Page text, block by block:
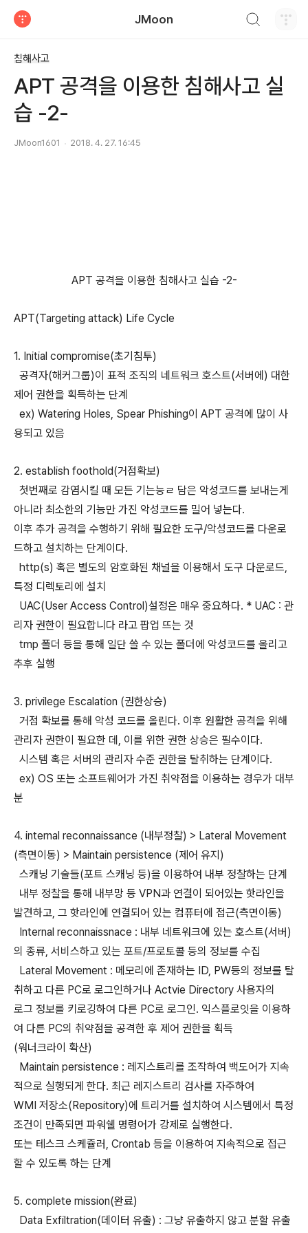
JMoon
침해사고
APT 공격을 이용한 침해사고 실
습 -2-
JMoon1601 2018. 4. 27. 16:45
APT 공격을 이용한 침해사고 실습 -2-
APT(Targeting attack) Life Cycle
1. Initial compromise(초기침투)
공격자(해커그룹)이 표적 조직의 네트워크 호스트(서버에) 대한
제어 권한을 획득하는 단계
ex) Watering Holes, Spear Phishing이 APT 공격에 많이 사
용되고 있음
2. establish foothold(거점확보)
첫번째로 감염시킬 때 모든 기는능ㄹ 담은 악성코드를 보내는게
아니라 최소한의 기능만 가진 악성코드를 밀어 넣는다.
이후 추가 공격을 수행하기 위해 필요한 도구/악성코드를 다운로
드하고 설치하는 단계이다.
http(s) 혹은 별도의 암호화된 채널을 이용해서 도구 다운로드,
특정 디렉토리에 설치
UAC(User Access Control)설정은 매우 중요하다. * UAC : 관
리자 권한이 필요합니다 라고 팝업 뜨는 것
tmp 폴더 등을 통해 일단 쓸 수 있는 폴더에 악성코드를 올리고
추후 실행
3. privilege Escalation (권한상승)
거점 확보를 통해 악성 코드를 올린다. 이후 원활한 공격을 위해
관리자 권한이 필요한 데, 이를 위한 권한 상승은 필수이다.
시스템 혹은 서버의 관리자 수준 권한을 탈취하는 단계이다.
ex) OS 또는 소프트웨어가 가진 취약점을 이용하는 경우가 대부
분
4. internal reconnaissance (내부정찰) > Lateral Movement
(측면이동) > Maintain persistence (제어 유지)
스캐닝 기술들(포트 스캐닝 등)을 이용하여 내부 정찰하는 단계
내부 정찰을 통해 내부망 등 VPN과 연결이 되어있는 핫라인을
발견하고, 그 핫라인에 연결되어 있는 컴퓨터에 접근(측면이동)
Internal reconnaissnace : 내부 네트워크에 있는 호스트(서버)
의 종류, 서비스하고 있는 포트/프로토콜 등의 정보를 수집
Lateral Movement : 메모리에 존재하는 ID, PW등의 정보를 탈
취하고 다른 PC로 로그인하거나 Actvie Directory 사용자의
로그 정보를 키로깅하여 다른 PC로 로그인. 익스플로잇을 이용하
여 다른 PC의 취약점을 공격한 후 제어 권한을 획득
(워너크라이 확산)
Maintain persistence : 레지스트리를 조작하여 백도어가 지속
적으로 실행되게 한다. 최근 레지스트리 검사를 자주하여
WMI 저장소(Repository)에 트리거를 설치하여 시스템에서 특정
조건이 만족되면 파워쉘 명령어가 강제로 실행한다.
또는 테스크 스케쥴러, Crontab 등을 이용하여 지속적으로 접근
할 수 있도록 하는 단계
5. complete mission(완료)
Data Exfiltration(데이터 유출) : 그냥 유출하지 않고 분할 유출